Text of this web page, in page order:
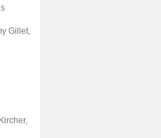
Gillet,